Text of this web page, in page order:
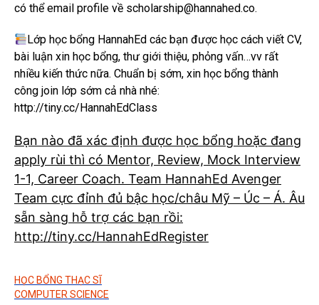
có thể email profile về scholarship@hannahed.co.
Lớp học bổng HannahEd các bạn được học cách viết CV,
bài luận xin học bổng, thư giới thiệu, phỏng vấn…vv rất
nhiều kiến thức nữa. Chuẩn bị sớm, xin học bổng thành
công join lớp sớm cả nhà nhé:
http://tiny.cc/HannahEdClass
Bạn nào đã xác định được học bổng hoặc đang
apply rùi thì có Mentor, Review, Mock Interview
1-1, Career Coach. Team HannahEd Avenger
Team cực đỉnh đủ bậc học/châu Mỹ – Úc – Á. Âu
sẵn sàng hỗ trợ các bạn rồi:
http://tiny.cc/HannahEdRegister
HỌC BỔNG THẠC SĨ
COMPUTER SCIENCE